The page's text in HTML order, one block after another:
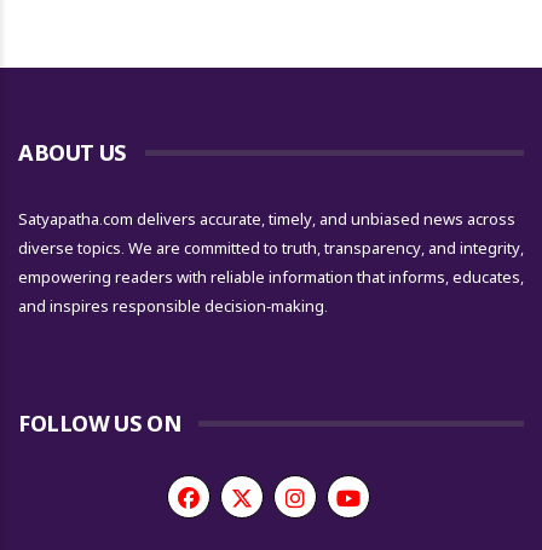
ABOUT US
Satyapatha.com delivers accurate, timely, and unbiased news across
diverse topics. We are committed to truth, transparency, and integrity,
empowering readers with reliable information that informs, educates,
and inspires responsible decision-making.
FOLLOW US ON